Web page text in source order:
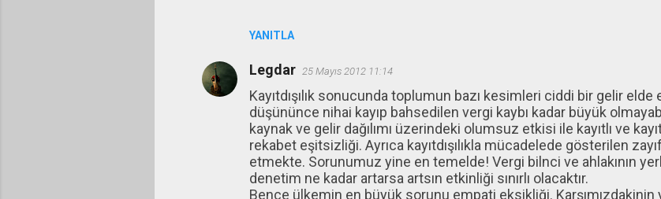
YANITLA
Legdar 25 Mayıs 2012 11:14
Kayıtdışılık sonucunda toplumun bazı kesimleri ciddi bir gelir
düşününce nihai kayıp bahsedilen vergi kaybı kadar büyük olmayabilir.
kaynak ve gelir dağılımı üzerindeki olumsuz etkisi ile kayıtlı ve
rekabet eşitsizliği. Ayrıca kayıtdışılıkla mücadelede gösterilen
etmekte. Sorunumuz yine en temelde! Vergi bilnci ve ahlakının
denetim ne kadar artarsa artsın etkinliği sınırlı olacaktır.
Bence ülkemin en büyük sorunu empati eksikliği. Karşımızdakinin